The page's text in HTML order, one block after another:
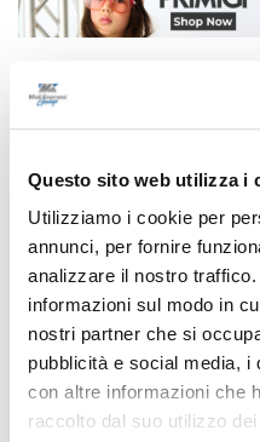
Questo sito web utilizza i
Utilizziamo i cookie per
annunci, per fornire
analizzare il nostro
informazioni sul modo in
nostri partner che si
pubblicità e social media, i
con altre informazioni che
raccolto dal suo utilizzo